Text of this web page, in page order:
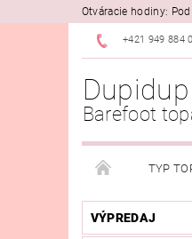
Otváracie hodiny:
+421 949 884
Dupidup
Barefoot
TYP
PODMIENKY
VÝPREDAJ